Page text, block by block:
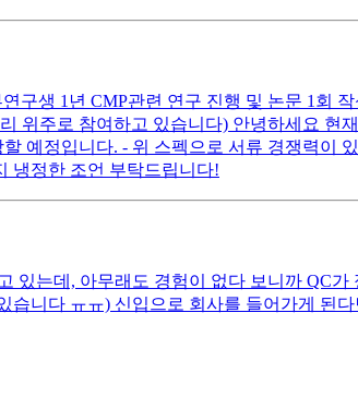
구생 1년 CMP관련 연구 진행 및 논문 1회
위주로 참여하고 있습니다) 안녕하세요 현
예정입니다. - 위 스펙으로 서류 경쟁력이
냉정한 조언 부탁드립니다!
는데, 아무래도 경험이 없다 보니까 QC가
니다 ㅠㅠ) 신입으로 회사를 들어가게 된